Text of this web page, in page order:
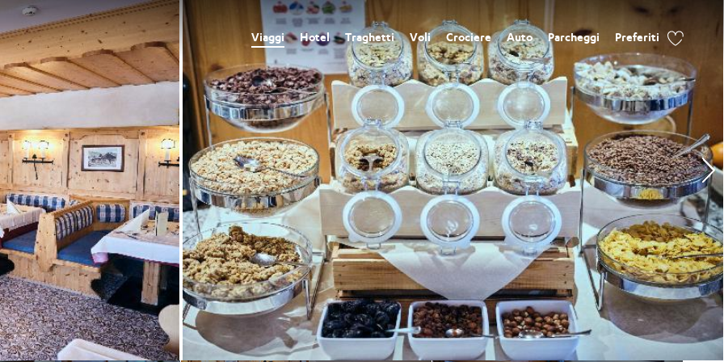
Viaggi Hotel Traghetti Voli Crociere Auto Parcheggi Preferiti